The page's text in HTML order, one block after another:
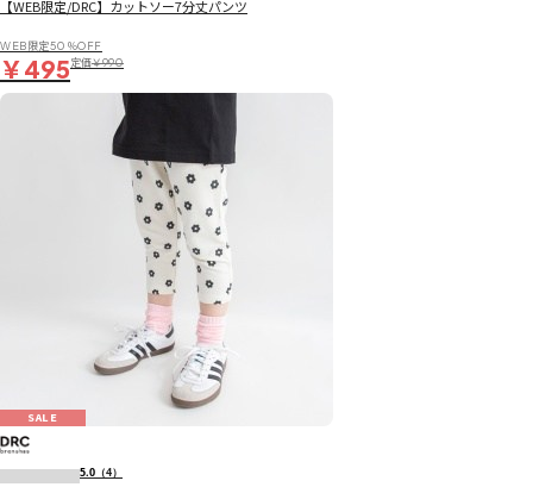
【WEB限定/DRC】カットソー7分丈パンツ
WEB限定50％OFF
￥495定価￥990
SALE
5.0 （4）